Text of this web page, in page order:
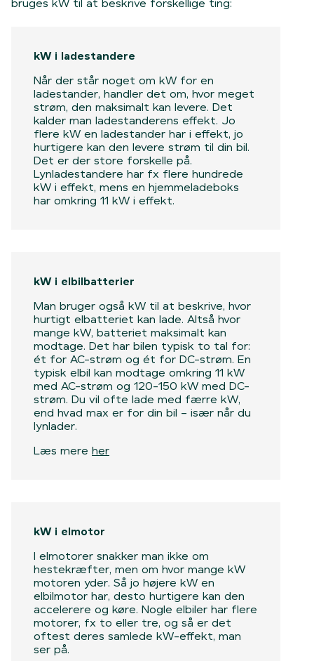
bruges kW til at beskrive forskellige ting:
kW i ladestandere
Når der står noget om kW for en
ladestander, handler det om, hvor meget
strøm, den maksimalt kan levere. Det
kalder man ladestanderens effekt. Jo
flere kW en ladestander har i effekt, jo
hurtigere kan den levere strøm til din bil.
Det er der store forskelle på.
Lynladestandere har fx flere hundrede
kW i effekt, mens en hjemmeladeboks
har omkring 11 kW i effekt.
kW i elbilbatterier
Man bruger også kW til at beskrive, hvor
hurtigt elbatteriet kan lade. Altså hvor
mange kW, batteriet maksimalt kan
modtage. Det har bilen typisk to tal for:
ét for AC-strøm og ét for DC-strøm. En
typisk elbil kan modtage omkring 11 kW
med AC-strøm og 120-150 kW med DC-
strøm. Du vil ofte lade med færre kW,
end hvad max er for din bil – især når du
lynlader.
Læs mere her
kW i elmotor
I elmotorer snakker man ikke om
hestekræfter, men om hvor mange kW
motoren yder. Så jo højere kW en
elbilmotor har, desto hurtigere kan den
accelerere og køre. Nogle elbiler har flere
motorer, fx to eller tre, og så er det
oftest deres samlede kW-effekt, man
ser på.